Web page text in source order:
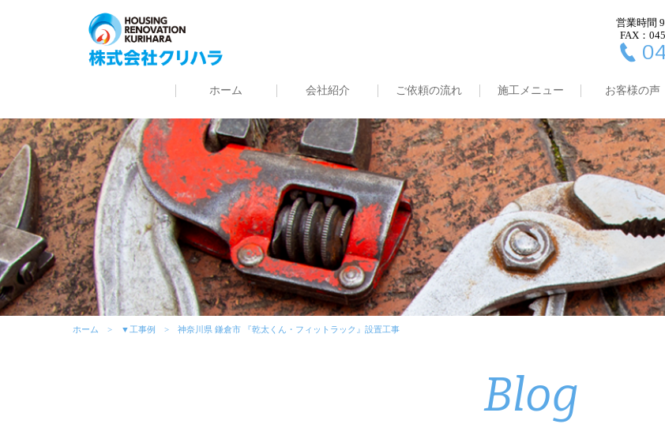
営業時間
FAX：
ホーム 会社紹介 ご依頼の流れ 施工メニュー お客様の声
ホーム ▼工事例 神奈川県 鎌倉市 『乾太くん・フィットラック』設置工事
Blog